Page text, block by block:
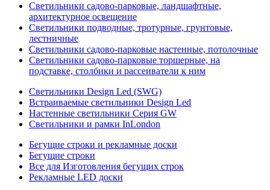
Светильники садово-парковые, ландшафтные,
архитектурное освещение
Светильники подводные, тротурные, грунтовые,
лестничные
Светильники садово-парковые настенные, потолочные
Светильники садово-парковые торшерные, на
подставке, столбики и рассеиватели к ним
Светильники Design Led (SWG)
Встраиваемые светильники Design Led
Настенные светильники Серия GW
Светильники и рамки InLondon
Бегущие строки и рекламные доски
Бегущие строки
Все для Изготовления бегущих строк
Рекламные LED доски